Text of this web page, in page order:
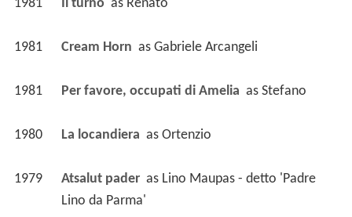
1981 Il turno as Renato
1981 Cream Horn as Gabriele Arcangeli
1981 Per favore, occupati di Amelia as Stefano
1980 La locandiera as Ortenzio
1979 Atsalut pader as Lino Maupas - detto 'Padre
Lino da Parma'